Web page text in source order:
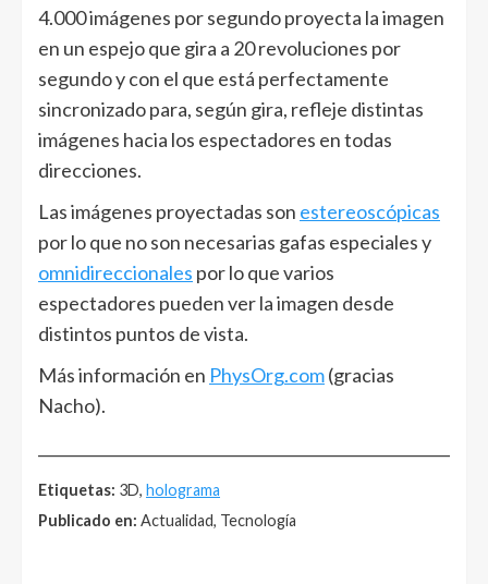
4.000 imágenes por segundo proyecta la imagen
en un espejo que gira a 20 revoluciones por
segundo y con el que está perfectamente
sincronizado para, según gira, refleje distintas
imágenes hacia los espectadores en todas
direcciones.
Las imágenes proyectadas son estereoscópicas
por lo que no son necesarias gafas especiales y
omnidireccionales por lo que varios
espectadores pueden ver la imagen desde
distintos puntos de vista.
Más información en PhysOrg.com(gracias
Nacho).
Etiquetas: 3D, holograma
Publicado en: Actualidad, Tecnología